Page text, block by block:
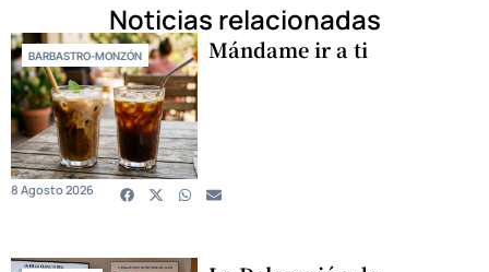
Noticias relacionadas
BARBASTRO-MONZÓN Mándame ir a ti
8 Agosto 2026